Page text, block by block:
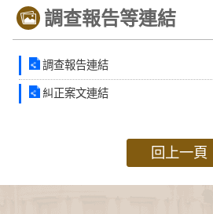
調查報告等連結
調查報告連結
糾正案文連結
回上一頁